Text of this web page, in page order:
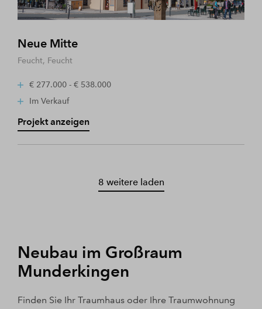
Neue Mitte
Feucht, Feucht
€ 277.000 - € 538.000
Im Verkauf
Projekt anzeigen
8 weitere laden
Neubau im Großraum
Munderkingen
Finden Sie Ihr Traumhaus oder Ihre Traumwohnung